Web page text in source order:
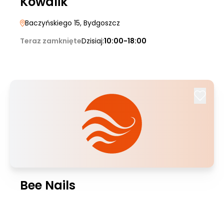
Baczyńskiego 15, Bydgoszcz
Teraz zamknięteDzisiaj:10:00-18:00
Bee Nails